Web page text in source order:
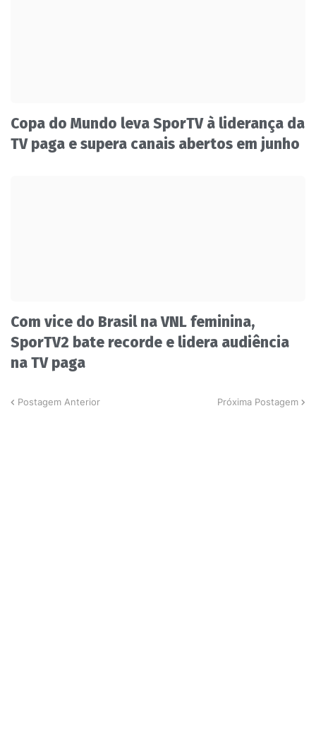
Copa do Mundo leva SporTV à liderança da
TV paga e supera canais abertos em junho
Com vice do Brasil na VNL feminina,
SporTV2 bate recorde e lidera audiência
na TV paga
Postagem Anterior Próxima Postagem